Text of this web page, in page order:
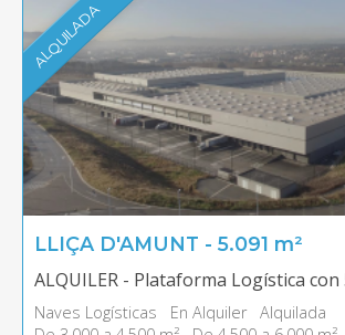
ALQUILADA
LLIÇA D'AMUNT - 5.091 m²
ALQUILER - Plataforma Logística con
Naves Logísticas En Alquiler
Alquilada